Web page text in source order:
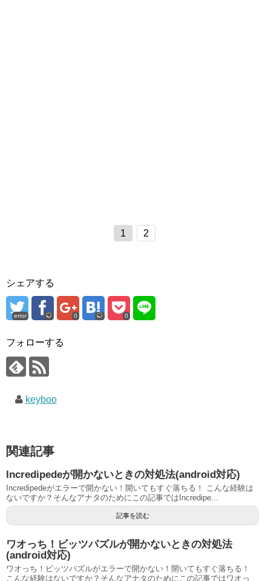
1 2
シェアする
error 0 0
フォローする
keyboo
関連記事
Incredipedeが開かないときの対処法(android対応)
Incredipedeがエラーで開かない！開いてもすぐ落ちる！ こんな経験は
ないですか？そんなアナタのためにこの記事ではIncredipe...
記事を読む
ワオっち！ビッツパズルが開かないときの対処法
(android対応)
ワオっち！ビッツパズルがエラーで開かない！開いてもすぐ落ちる！
こんな経験はないですか？そんなアナタのためにこの記事ではワオっ